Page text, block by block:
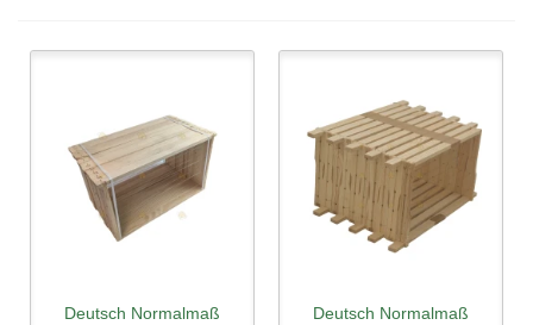
Deutsch Normalmaß
Deutsch Normalmaß